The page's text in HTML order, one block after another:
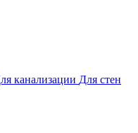
канализации Для стен